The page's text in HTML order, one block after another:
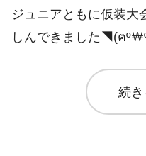
ジュニアともに仮装大
しんできました◥(ฅº
続